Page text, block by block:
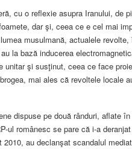
cu o reflexie asupra Iranului, de
dar şi, ceea ce e cel mai
musulmană, actualele
la bază inducerea
unitar şi susţinut, ceea ce face
mai ales că revoltele locale
dispuse pe două rânduri, aflate
ul românesc se pare că i-a
au declanşat scandalul